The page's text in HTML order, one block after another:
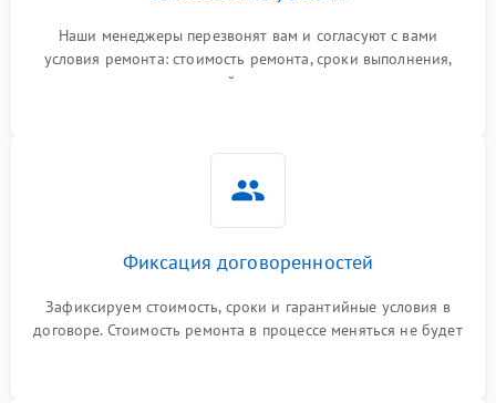
Наши менеджеры перезвонят вам и согласуют с вами
условия ремонта: стоимость ремонта, сроки выполнения,
гарантийные условия
Фиксация договоренностей
Зафиксируем стоимость, сроки и гарантийные условия в
договоре. Стоимость ремонта в процессе меняться не будет